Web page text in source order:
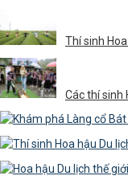
Thí sinh
Các thí sinh